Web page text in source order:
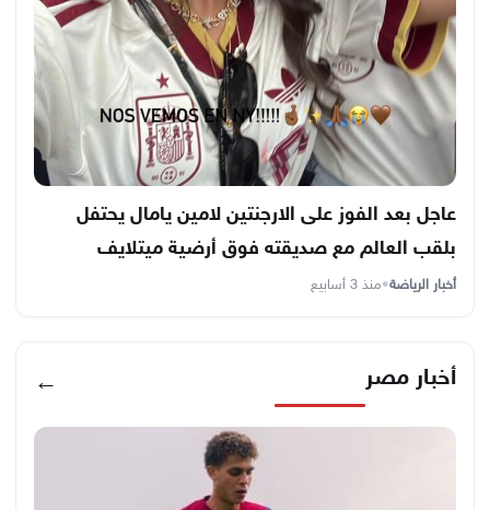
عاجل بعد الفوز على الارجنتين لامين يامال يحتفل
بلقب العالم مع صديقته فوق أرضية ميتلايف
أخبار الرياضة•منذ 3 أسابيع
أخبار مصر ←